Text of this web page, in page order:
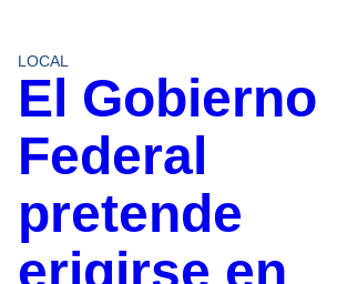
LOCAL
El Gobierno
Federal
pretende
erigirse en